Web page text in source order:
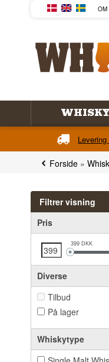
OM
WHISKY
Forside »
Filtrer visning
Pris
399 DKK
Diverse
Tilbud
På lager
Whiskytype